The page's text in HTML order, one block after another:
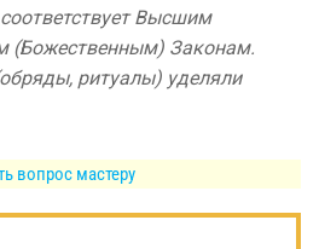
Высшим
(Божественным) Законам.
ритуалы) уделяли
вопрос мастеру